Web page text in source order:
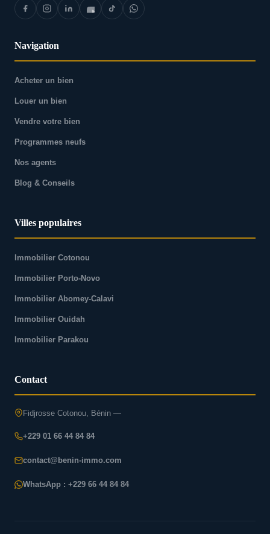
Navigation
Acheter un bien
Louer un bien
Vendre votre bien
Programmes neufs
Nos agents
Blog & Conseils
Villes populaires
Immobilier Cotonou
Immobilier Porto-Novo
Immobilier Abomey-Calavi
Immobilier Ouidah
Immobilier Parakou
Contact
Fidjrosse Cotonou, Bénin —
+229 01 66 44 84 84
contact@benin-immo.com
WhatsApp : +229 66 44 84 84